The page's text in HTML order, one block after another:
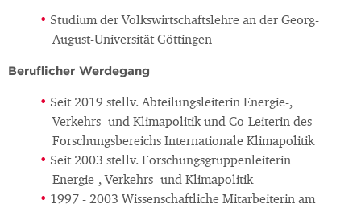
Studium der Volkswirtschaftslehre an der Georg-
August-Universität Göttingen
Beruflicher Werdegang
Seit 2019 stellv. Abteilungsleiterin Energie-,
Verkehrs- und Klimapolitik und Co-Leiterin des
Forschungsbereichs Internationale Klimapolitik
Seit 2003 stellv. Forschungsgruppenleiterin
Energie-, Verkehrs- und Klimapolitik
1997 - 2003 Wissenschaftliche Mitarbeiterin am